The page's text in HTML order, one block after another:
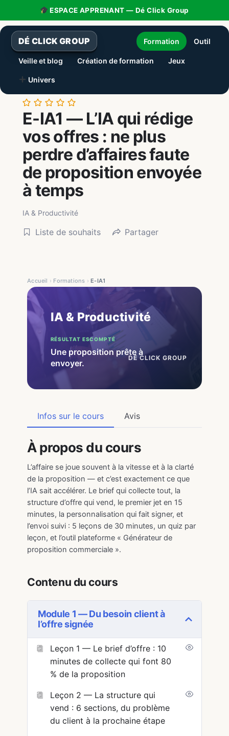
ESPACE APPRENANT — Dé Click Group
DÉ CLICK GROUP Formation Outil
Veille et blog Création de formation Jeux
Univers
E-IA1 — L’IA qui rédige
vos offres : ne plus
perdre d’affaires faute
de proposition envoyée
à temps
IA & Productivité
Liste de souhaits Partager
Accueil › Formations ›E-IA1
IA & Productivité
RÉSULTAT ESCOMPTÉ
Une proposition prête à
envoyer.
DÉ CLICK GROUP
Infos sur le cours Avis
À propos du cours
L’affaire se joue souvent à la vitesse et à la clarté
de la proposition — et c’est exactement ce que
l’IA sait accélérer. Le brief qui collecte tout, la
structure d’offre qui vend, le premier jet en 15
minutes, la personnalisation qui fait signer, et
l’envoi suivi : 5 leçons de 30 minutes, un quiz par
leçon, et l’outil plateforme « Générateur de
proposition commerciale ».
Contenu du cours
Module 1 — Du besoin client à
l’offre signée
Leçon 1 — Le brief d’offre : 10
minutes de collecte qui font 80
% de la proposition
Leçon 2 — La structure qui
vend : 6 sections, du problème
du client à la prochaine étape